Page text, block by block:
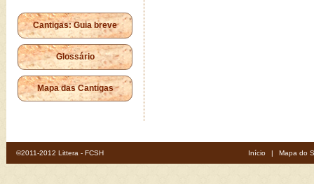
Cantigas: Guia breve
Glossário
Mapa das Cantigas
©2011-2012 Littera - FCSH Início | Mapa do